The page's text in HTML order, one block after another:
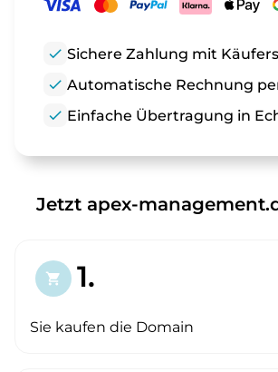
check Sichere Zahlung mit
check Automatische Rechnung
check Einfache Übertragung in
Jetzt apex-
shopping_cart 1.
Sie kaufen die Domain